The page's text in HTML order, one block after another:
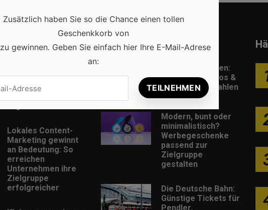
Suchmaschinenopti
mierung bleibt der
Lokales Content-
Marketing gewinnt
an Bedeutung: So
erreichen
Unternehmen ihre
Zielgruppe
erfolgreicher
Beliebt
Online-Zahlungen:
Sicher bargeldlos &
kontaktlos bezahlen
Modern, bunt oder
minimalistisch?
Werbegeschenke
passend zur
Zielgruppe
gestalten
Die Deutsche Bahn:
Günstige Tickets für
Pendler,
Zusätzlich haben Sie so die Chance einen tollen
Geschenkkorb von
zu gewinnen. Geben Sie einfach hier Ihre E-Mail-Adrese
an: